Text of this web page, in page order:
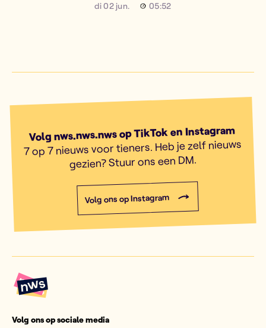
di 02 jun. 05:52
Volg nws.nws.nws op TikTok en Instagram
7 op 7 nieuws voor tieners. Heb je zelf nieuws
gezien? Stuur ons een DM.
Volg ons op Instagram
Volg ons op sociale media